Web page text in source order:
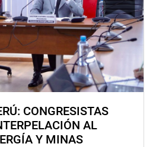
CONGRESISTAS
AL
Y MINAS